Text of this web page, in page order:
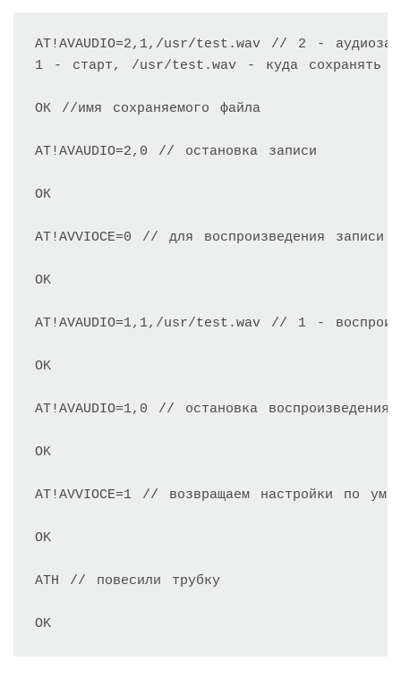
AT!AVAUDIO=2,1,/usr/test.wav // 2 -
1 - старт, /usr/test.wav - куда сохранять
ОК //имя сохраняемого файла
AT!AVAUDIO=2,0 // остановка записи
ОК
AT!AVVIOCE=0 // для воспроизведения записи
OK
AT!AVAUDIO=1,1,/usr/test.wav // 1 -
OK
AT!AVAUDIO=1,0 // остановка воспроизведения
OK
AT!AVVIOCE=1 // возвращаем настройки по
OK
ATH // повесили трубку
OK